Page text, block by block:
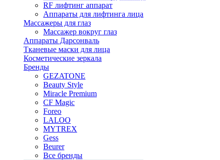
RF лифтинг аппарат
Аппараты для лифтинга лица
Массажеры для глаз
Массажер вокруг глаз
Аппараты Дарсонваль
Тканевые маски для лица
Косметические зеркала
Бренды
GEZATONE
Beauty Style
Miracle Premium
CF Magic
Foreo
LALOO
MYTREX
Gess
Beurer
Все бренды